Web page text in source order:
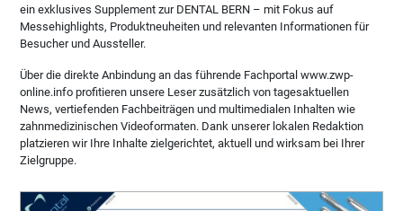
ein exklusives Supplement zur DENTAL BERN – mit Fokus auf
Messehighlights, Produktneuheiten und relevanten Informationen für
Besucher und Aussteller.
Über die direkte Anbindung an das führende Fachportal www.zwp-
online.info profitieren unsere Leser zusätzlich von tagesaktuellen
News, vertiefenden Fachbeiträgen und multimedialen Inhalten wie
zahnmedizinischen Videoformaten. Dank unserer lokalen Redaktion
platzieren wir Ihre Inhalte zielgerichtet, aktuell und wirksam bei Ihrer
Zielgruppe.